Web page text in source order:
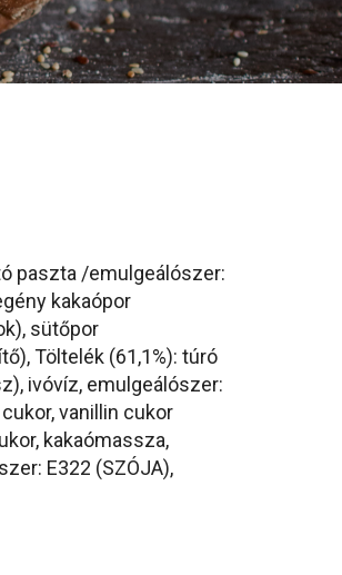
paszta /emulgeálószer:
kakaópor
sütőpor
Töltelék (61,1%): túró
ivóvíz, emulgeálószer:
vanillin cukor
kakaómassza,
E322 (SZÓJA),